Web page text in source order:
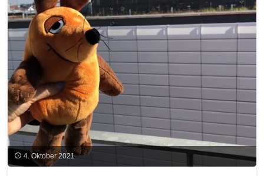
Einweihung
und
Übergabe
5.
Oktober"
4. Oktober 2021